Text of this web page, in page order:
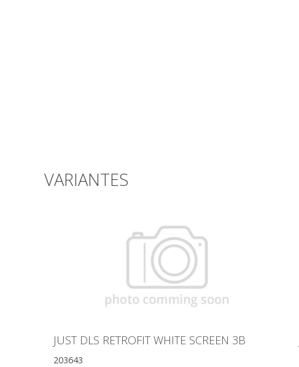
VARIANTES
JUST DLS RETROFIT WHITE SCREEN 3B
203643